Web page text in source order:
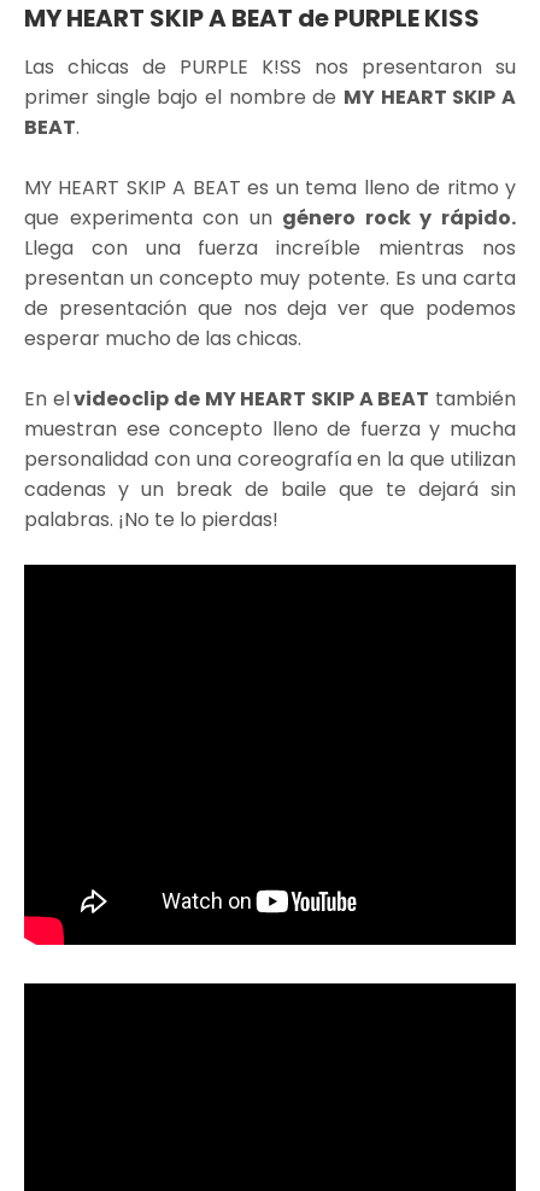
MY HEART SKIP A BEAT de PURPLE KISS
Las chicas de PURPLE K!SS nos presentaron su
primer single bajo el nombre de MY HEART SKIP A
BEAT.
MY HEART SKIP A BEAT es un tema lleno de ritmo y
que experimenta con un género rock y rápido.
Llega con una fuerza increíble mientras nos
presentan un concepto muy potente. Es una carta
de presentación que nos deja ver que podemos
esperar mucho de las chicas.
En elvideoclip de MY HEART SKIP A BEAT también
muestran ese concepto lleno de fuerza y mucha
personalidad con una coreografía en la que utilizan
cadenas y un break de baile que te dejará sin
palabras. ¡No te lo pierdas!